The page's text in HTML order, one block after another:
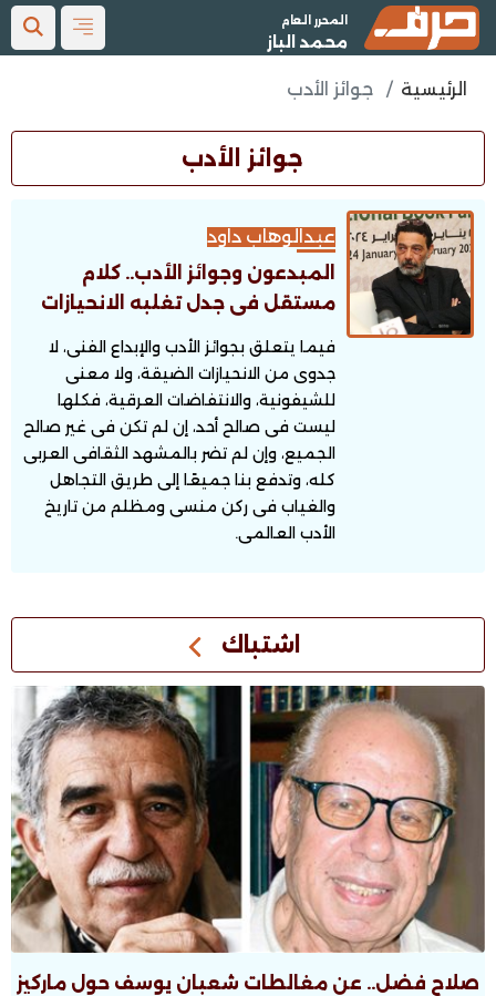
المحرر العام
محمد الباز
الرئيسية جوائز الأدب
جوائز الأدب
عبدالوهاب داود
المبدعون وجوائز الأدب.. كلام
مستقل فى جدل تغلبه الانحيازات
فيما يتعلق بجوائز الأدب والإبداع الفنى، لا
جدوى من الانحيازات الضيقة، ولا معنى
للشيفونية، والانتفاضات العرقية، فكلها
ليست فى صالح أحد، إن لم تكن فى غير صالح
الجميع، وإن لم تضر بالمشهد الثقافى العربى
كله، وتدفع بنا جميعًا إلى طريق التجاهل
والغياب فى ركن منسى ومظلم من تاريخ
الأدب العالمى.
اشتباك
صلاح فضل.. عن مغالطات شعبان يوسف حول ماركيز